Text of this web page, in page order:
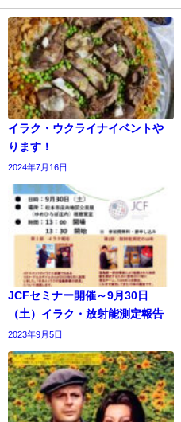
イラク・ウクライナイベントや
ります！
2024年7月16日
JCFセミナー開催～9月30日
（土）イラク・放射能測定報告
2023年9月5日